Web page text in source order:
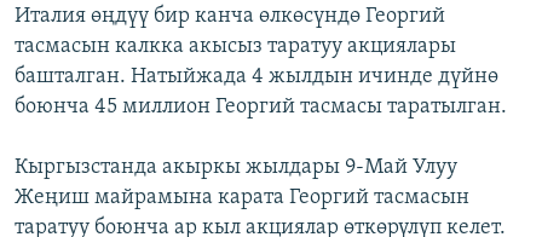
Италия өңдүү бир канча өлкөсүндө Георгий
тасмасын калкка акысыз таратуу акциялары
башталган. Натыйжада 4 жылдын ичинде дүйнө
боюнча 45 миллион Георгий тасмасы таратылган.
Кыргызстанда акыркы жылдары 9-Май Улуу
Жеңиш майрамына карата Георгий тасмасын
таратуу боюнча ар кыл акциялар өткөрүлүп келет.